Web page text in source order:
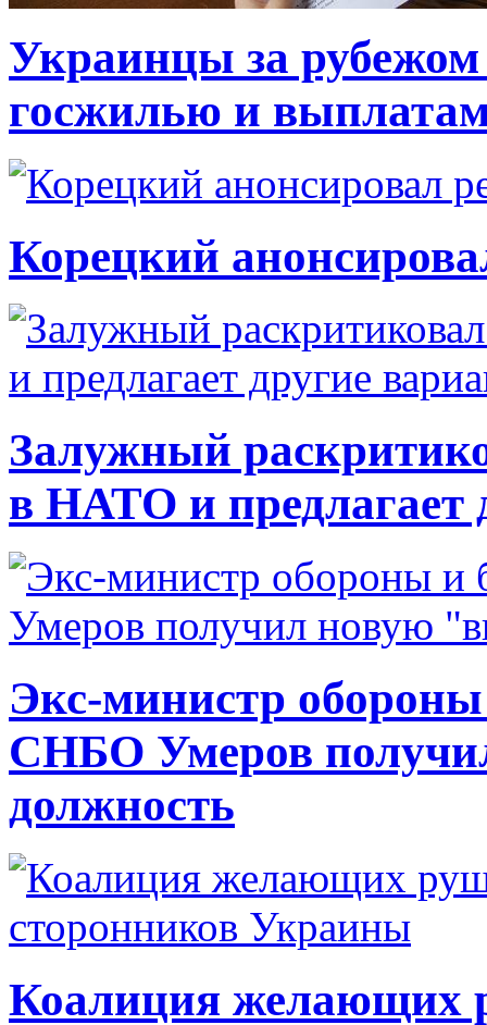
Украинцы за рубежом
госжилью и
Корецкий
Залужный
в НАТО и предлагает
Экс-министр
СНБО Умеров
должность
Коалиция желающих